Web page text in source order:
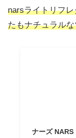
narsライトリフ
たもナチュラル
ナーズ NARS